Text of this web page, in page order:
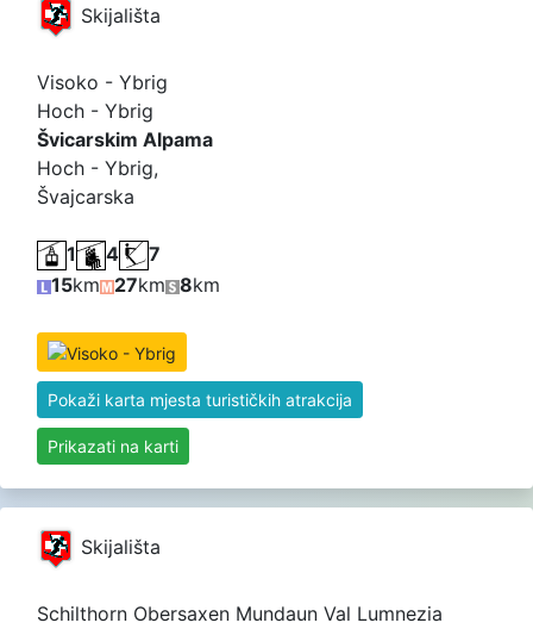
Skijališta
Visoko - Ybrig
Hoch - Ybrig
Švicarskim Alpama
Hoch - Ybrig,
Švajcarska
1 4
7
15km 27km 8km
Pokaži karta mjesta turističkih atrakcija
Prikazati na karti
Skijališta
Schilthorn Obersaxen Mundaun Val Lumnezia